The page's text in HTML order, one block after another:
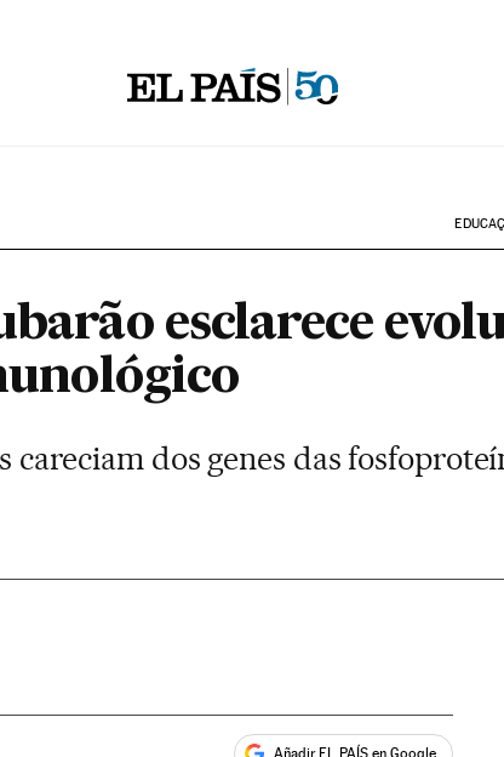
esclarece
dos genes das
Añadir EL PAÍS en Google